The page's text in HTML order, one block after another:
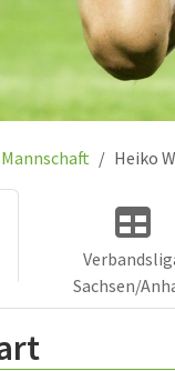
Heiko
Sachsen/